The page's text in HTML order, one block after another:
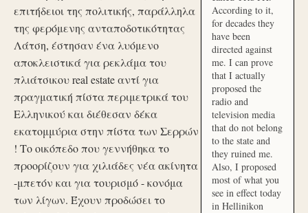
επιτήδειοι της πολιτικής, παράλληλα
της φερόμενης ανταποδοτικότητας
Λάτση, έστησαν ένα λυόμενο
αποκλειστικά για ρεκλάμα του
πλιάτσικου real estate αντί για
πραγματική πίστα περιμετρικά του
Ελληνικού και διέθεσαν δέκα
εκατομμύρια στην πίστα των Σερρών
! Το οικόπεδο που γεννήθηκα το
προορίζουν για χιλιάδες νέα ακίνητα
-μπετόν και για τουρισμό - κονόμα
των λίγων. Έχουν προδώσει το
According to it,
for decades they
have been
directed against
me. I can prove
that I actually
proposed the
radio and
television media
that do not belong
to the state and
they ruined me.
Also, I proposed
most of what you
see in effect today
in Hellinikon